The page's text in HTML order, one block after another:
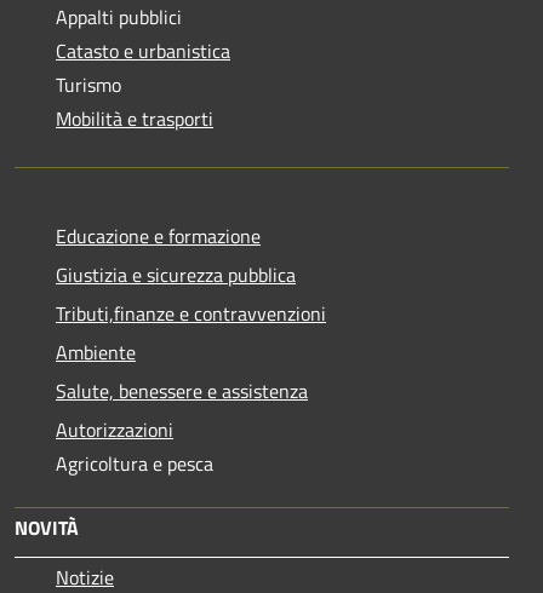
Appalti pubblici
Catasto e urbanistica
Turismo
Mobilità e trasporti
Educazione e formazione
Giustizia e sicurezza pubblica
Tributi,finanze e contravvenzioni
Ambiente
Salute, benessere e assistenza
Autorizzazioni
Agricoltura e pesca
NOVITÀ
Notizie